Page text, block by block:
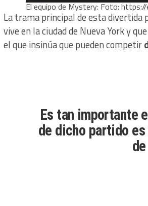
El equipo de Mystery: Foto:
La trama principal de esta divertida
vive en la ciudad de Nueva York y
el que insinúa que pueden competir
Es tan importante
de dicho partido